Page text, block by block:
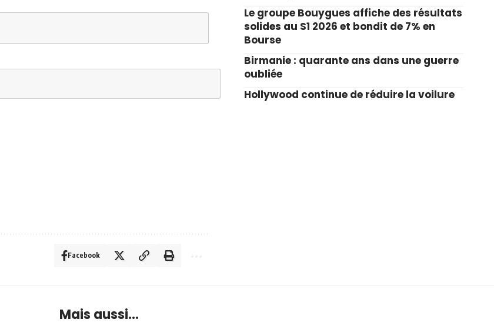
Facebook
Le groupe Bouygues affiche des résultats
solides au S1 2026 et bondit de 7% en
Bourse
Birmanie : quarante ans dans une guerre
oubliée
Hollywood continue de réduire la voilure
Mais aussi...